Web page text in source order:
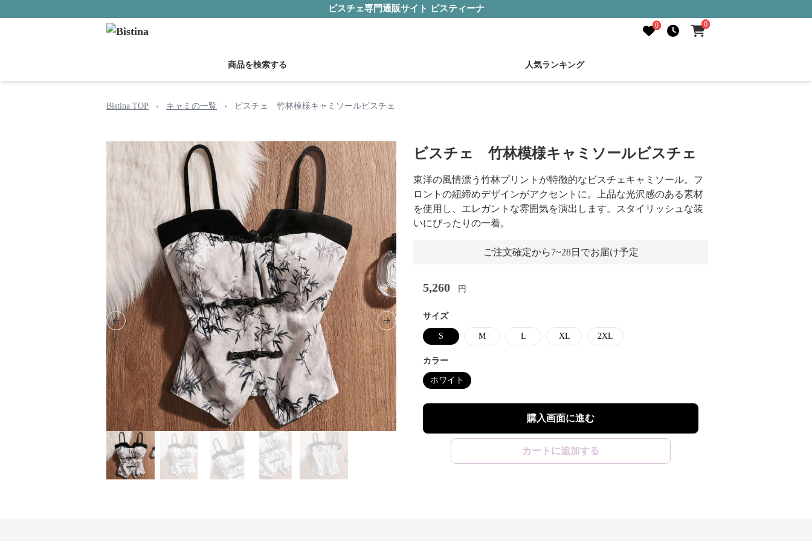
ビスチェ専門通販サイト ビスティーナ
0 0
商品を検索する 人気ランキング
Bistina TOP › キャミの一覧 › ビスチェ 竹林模様キャミソールビスチェ
Previous slide Next slide
ビスチェ 竹林模様キャミソールビスチェ
東洋の風情漂う竹林プリントが特徴的なビスチェキャミソール。フ
ロントの紐締めデザインがアクセントに。上品な光沢感のある素材
を使用し、エレガントな雰囲気を演出します。スタイリッシュな装
いにぴったりの一着。
ご注文確定から7~28日でお届け予定
5,260 円
サイズ
S M L XL 2XL
カラー
ホワイト
購入画面に進む
カートに追加する